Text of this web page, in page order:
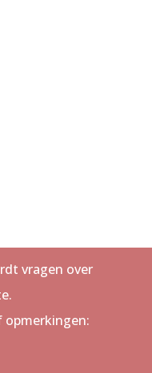
vragen over
opmerkingen: